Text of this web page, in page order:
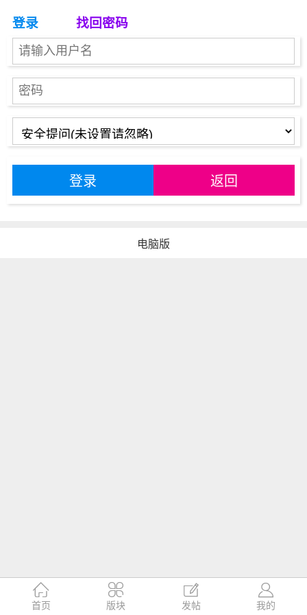
登录 找回密码
登录 返回

首页

版块

发帖

我的
电脑版